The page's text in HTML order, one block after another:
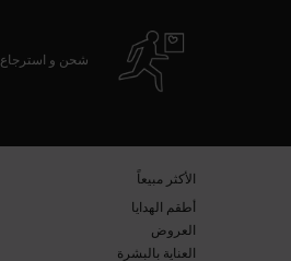
شحن و استرجاع
​الأكثر مبيعاً​
أطقم الهدايا​
العروض​
العناية بالبشرة​